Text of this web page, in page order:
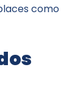
como